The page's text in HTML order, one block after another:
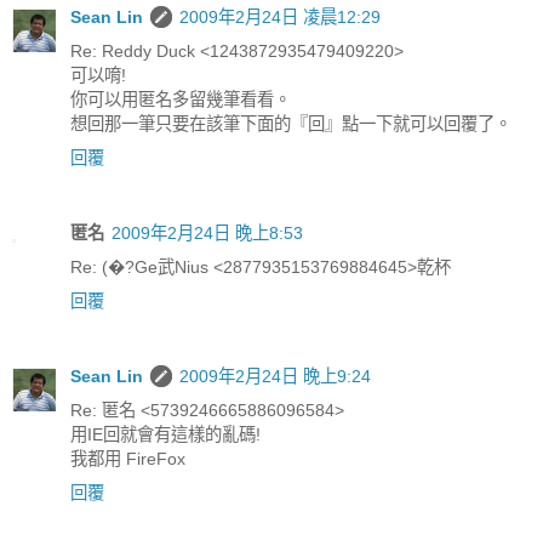
Sean Lin
2009年2月24日 凌晨12:29
Re: Reddy Duck <1243872935479409220>
可以唷!
你可以用匿名多留幾筆看看。
想回那一筆只要在該筆下面的『回』點一下就可以回覆了。
回覆
匿名 2009年2月24日 晚上8:53
Re: (�?Ge武Nius <2877935153769884645>乾杯
回覆
Sean Lin
2009年2月24日 晚上9:24
Re: 匿名 <5739246665886096584>
用IE回就會有這樣的亂碼!
我都用 FireFox
回覆